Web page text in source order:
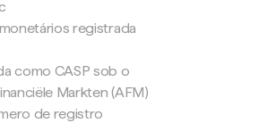
registrada
como CASP sob o
Markten (AFM)
de registro